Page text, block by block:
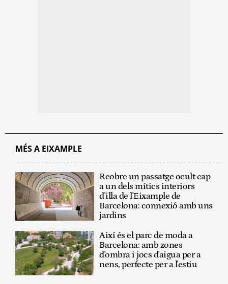
MÉS A EIXAMPLE
Reobre un passatge ocult cap
a un dels mítics interiors
d'illa de l'Eixample de
Barcelona: connexió amb uns
jardins
Així és el parc de moda a
Barcelona: amb zones
d'ombra i jocs d'aigua per a
nens, perfecte per a l'estiu